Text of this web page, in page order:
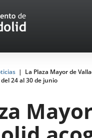
La Plaza Mayor de
del 24 al 30 de junio